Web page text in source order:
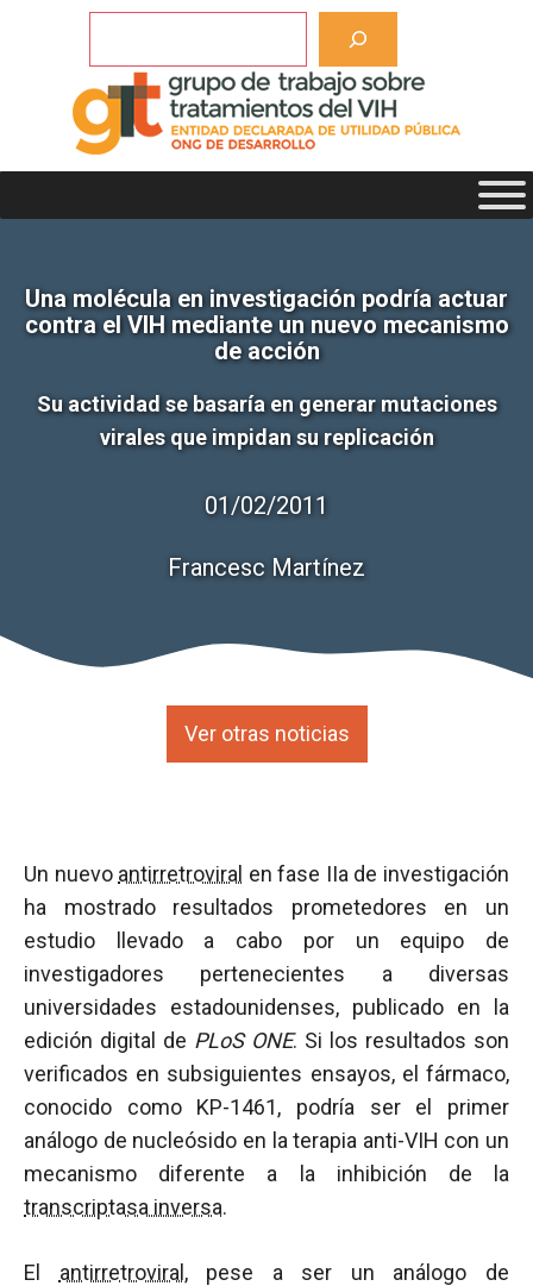
Una molécula en investigación podría actuar
contra el VIH mediante un nuevo mecanismo
de acción
Su actividad se basaría en generar mutaciones
virales que impidan su replicación
01/02/2011
Francesc Martínez
Ver otras noticias
Un nuevo antirretroviral en fase IIa de investigación
ha mostrado resultados prometedores en un
estudio llevado a cabo por un equipo de
investigadores pertenecientes a diversas
universidades estadounidenses, publicado en la
edición digital de PLoS ONE. Si los resultados son
verificados en subsiguientes ensayos, el fármaco,
conocido como KP-1461, podría ser el primer
análogo de nucleósido en la terapia anti-VIH con un
mecanismo diferente a la inhibición de la
transcriptasa inversa.
El antirretroviral , pese a ser un análogo de